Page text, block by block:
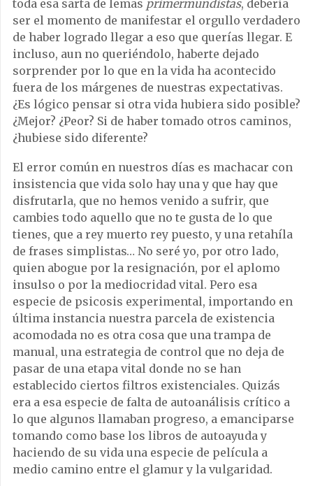
toda esa sarta de lemas primermundistas, debería
ser el momento de manifestar el orgullo verdadero
de haber logrado llegar a eso que querías llegar. E
incluso, aun no queriéndolo, haberte dejado
sorprender por lo que en la vida ha acontecido
fuera de los márgenes de nuestras expectativas.
¿Es lógico pensar si otra vida hubiera sido posible?
¿Mejor? ¿Peor? Si de haber tomado otros caminos,
¿hubiese sido diferente?
El error común en nuestros días es machacar con
insistencia que vida solo hay una y que hay que
disfrutarla, que no hemos venido a sufrir, que
cambies todo aquello que no te gusta de lo que
tienes, que a rey muerto rey puesto, y una retahíla
de frases simplistas… No seré yo, por otro lado,
quien abogue por la resignación, por el aplomo
insulso o por la mediocridad vital. Pero esa
especie de psicosis experimental, importando en
última instancia nuestra parcela de existencia
acomodada no es otra cosa que una trampa de
manual, una estrategia de control que no deja de
pasar de una etapa vital donde no se han
establecido ciertos filtros existenciales. Quizás
era a esa especie de falta de autoanálisis crítico a
lo que algunos llamaban progreso, a emanciparse
tomando como base los libros de autoayuda y
haciendo de su vida una especie de película a
medio camino entre el glamur y la vulgaridad.